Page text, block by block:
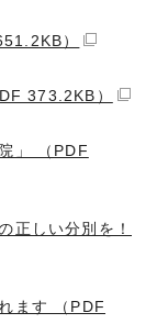
）
373.2KB）
」 （PDF
正しい分別を！
ます （PDF